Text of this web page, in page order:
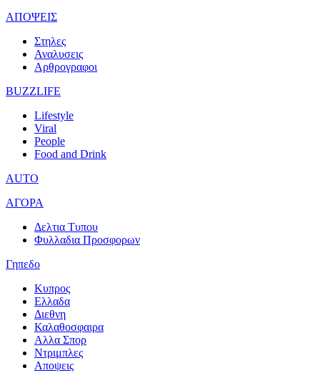
ΑΠΟΨΕΙΣ
Στηλες
Αναλυσεις
Αρθρογραφοι
BUZZLIFE
Lifestyle
Viral
People
Food and Drink
AUTO
ΑΓΟΡΑ
Δελτια Τυπου
Φυλλαδια Προσφορων
Γηπεδο
Κυπρος
Ελλαδα
Διεθνη
Καλαθοσφαιρα
Αλλα Σπορ
Ντριμπλες
Αποψεις